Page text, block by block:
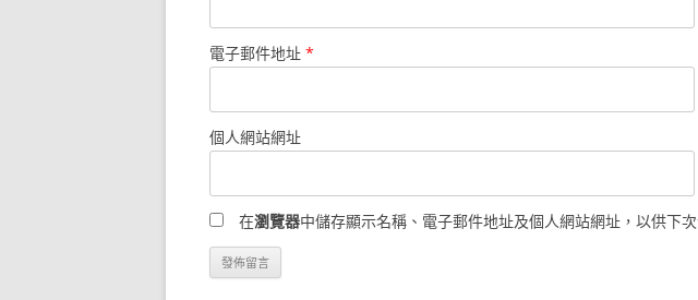
電子郵件地址 *
個人網站網址
在瀏覽器中儲存顯示名稱、電子郵件地址及個人網站網址，以供下